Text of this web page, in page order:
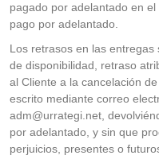
pagado por adelantado en
pago por adelantado.
Los retrasos en las
de disponibilidad, retraso
al Cliente a la cancelación
escrito mediante correo
adm@urrategi.net ,
por adelantado, y sin que
perjuicios, presentes o